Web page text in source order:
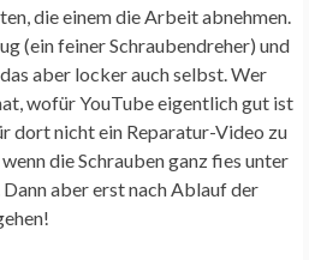
die einem die Arbeit abnehmen.
(ein feiner Schraubendreher) und
aber locker auch selbst. Wer
wofür YouTube eigentlich gut ist
dort nicht ein Reparatur-Video zu
die Schrauben ganz fies unter
aber erst nach Ablauf der